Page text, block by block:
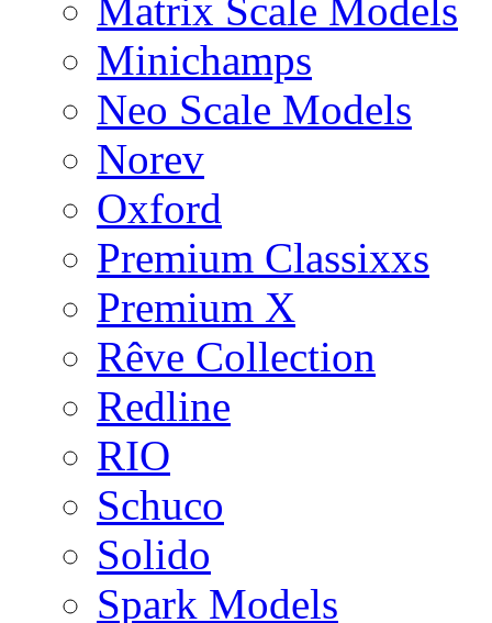
Matrix Scale Models
Minichamps
Neo Scale Models
Norev
Oxford
Premium Classixxs
Premium X
Rêve Collection
Redline
RIO
Schuco
Solido
Spark Models